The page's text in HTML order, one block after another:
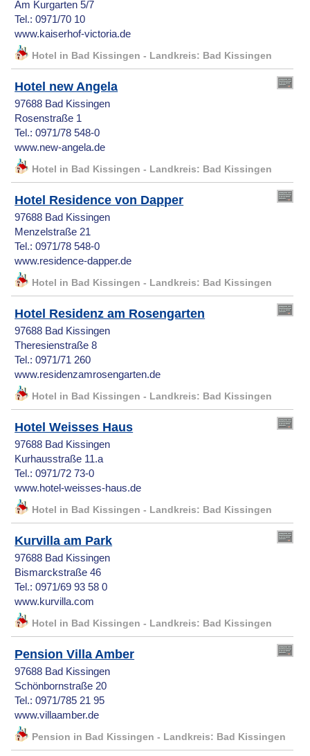
Am Kurgarten 5/7
Tel.: 0971/70 10
www.kaiserhof-victoria.de
Hotel in Bad Kissingen - Landkreis: Bad Kissingen
Hotel new Angela
97688 Bad Kissingen
Rosenstraße 1
Tel.: 0971/78 548-0
www.new-angela.de
Hotel in Bad Kissingen - Landkreis: Bad Kissingen
Hotel Residence von Dapper
97688 Bad Kissingen
Menzelstraße 21
Tel.: 0971/78 548-0
www.residence-dapper.de
Hotel in Bad Kissingen - Landkreis: Bad Kissingen
Hotel Residenz am Rosengarten
97688 Bad Kissingen
Theresienstraße 8
Tel.: 0971/71 260
www.residenzamrosengarten.de
Hotel in Bad Kissingen - Landkreis: Bad Kissingen
Hotel Weisses Haus
97688 Bad Kissingen
Kurhausstraße 11.a
Tel.: 0971/72 73-0
www.hotel-weisses-haus.de
Hotel in Bad Kissingen - Landkreis: Bad Kissingen
Kurvilla am Park
97688 Bad Kissingen
Bismarckstraße 46
Tel.: 0971/69 93 58 0
www.kurvilla.com
Hotel in Bad Kissingen - Landkreis: Bad Kissingen
Pension Villa Amber
97688 Bad Kissingen
Schönbornstraße 20
Tel.: 0971/785 21 95
www.villaamber.de
Pension in Bad Kissingen - Landkreis: Bad Kissingen